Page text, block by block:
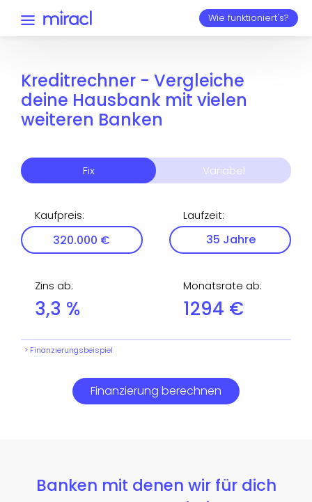
Wie funktioniert's?
Kreditrechner - Vergleiche
deine Hausbank mit vielen
weiteren Banken
Fix Variabel
Kaufpreis:
Zins ab:
3,3 %
Laufzeit:
Monatsrate ab:
1294 €
> Finanzierungsbeispiel
Finanzierung berechnen
Banken mit denen wir für dich